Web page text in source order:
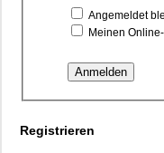
Angemeldet
Meinen
Registrieren